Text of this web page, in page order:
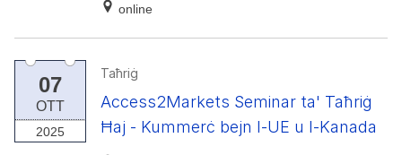
online
07
OTT
2025
Taħriġ
Access2Markets Seminar ta' Taħriġ
Ħaj - Kummerċ bejn l-UE u l-Kanada